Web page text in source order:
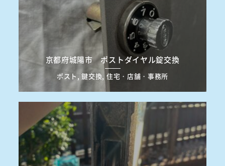
京都府城陽市 ポストダイヤル錠交換
ポスト, 鍵交換, 住宅・店舗・事務所